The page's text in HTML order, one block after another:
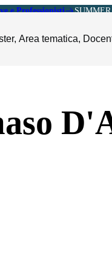
e Professionisti
e Luxury